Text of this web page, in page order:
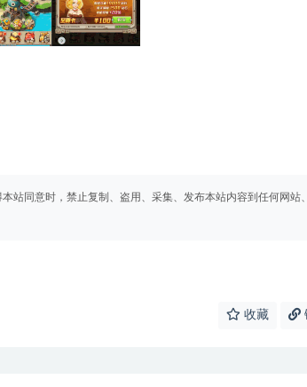
站同意时，禁止复制、盗用、采集、发布本站内容到任何网站
收藏